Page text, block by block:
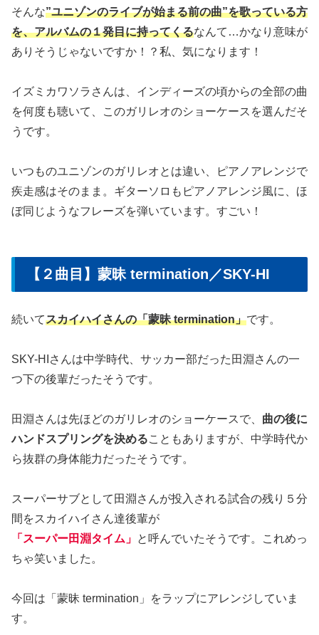
そんな”ユニゾンのライブが始まる前の曲”を歌っている方
を、アルバムの１発目に持ってくるなんて…かなり意味が
ありそうじゃないですか！？私、気になります！
イズミカワソラさんは、インディーズの頃からの全部の曲
を何度も聴いて、このガリレオのショーケースを選んだそ
うです。
いつものユニゾンのガリレオとは違い、ピアノアレンジで
疾走感はそのまま。ギターソロもピアノアレンジ風に、ほ
ぼ同じようなフレーズを弾いています。すごい！
【２曲目】蒙昧 termination／SKY-HI
続いてスカイハイさんの「蒙昧 termination」です。
SKY-HIさんは中学時代、サッカー部だった田淵さんの一
つ下の後輩だったそうです。
田淵さんは先ほどのガリレオのショーケースで、 曲の後に
ハンドスプリングを決めることもありますが、中学時代か
ら抜群の身体能力だったそうです。
スーパーサブとして田淵さんが投入される試合の残り５分
間をスカイハイさん達後輩が
「スーパー田淵タイム」 と呼んでいたそうです。これめっ
ちゃ笑いました。
今回は「蒙昧 termination」をラップにアレンジしていま
す。